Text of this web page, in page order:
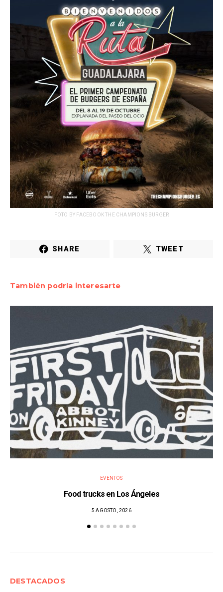
FOTO BY FACEBOOK THE CHAMPIONS BURGER
SHARE TWEET
También podría interesarte
EVENTOS
Food trucks en Los Ángeles
5 AGOSTO, 2026
DESTACADOS